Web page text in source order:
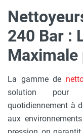
240 Bar :
La gamme de
solution pour
quotidiennement à
aux